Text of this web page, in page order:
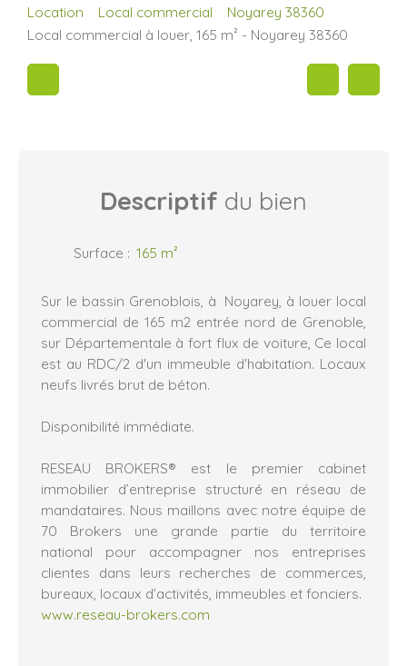
Location Local commercial
Noyarey 38360
Local commercial à louer, 165 m² - Noyarey 38360
Descriptif du bien
Surface : 165 m²
Sur le bassin Grenoblois, à Noyarey, à louer local
commercial de 165 m2 entrée nord de Grenoble,
sur Départementale à fort flux de voiture, Ce local
est au RDC/2 d'un immeuble d'habitation. Locaux
neufs livrés brut de béton.
Disponibilité immédiate.
RESEAU BROKERS® est le premier cabinet
immobilier d’entreprise structuré en réseau de
mandataires. Nous maillons avec notre équipe de
70 Brokers une grande partie du territoire
national pour accompagner nos entreprises
clientes dans leurs recherches de commerces,
bureaux, locaux d’activités, immeubles et fonciers.
www.reseau-brokers.com